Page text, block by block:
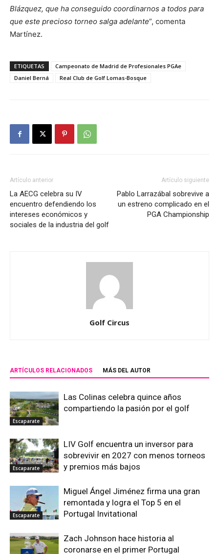
Blázquez, que ha conseguido coordinarnos a todos para
que este precioso torneo salga adelante”, comenta
Martínez.
ETIQUETAS
Campeonato de Madrid de Profesionales PGAe
Daniel Berná
Real Club de Golf Lomas-Bosque
Artículo anterior
La AECG celebra su IV
encuentro defendiendo los
intereses económicos y
sociales de la industria del golf
Artículo siguiente
Pablo Larrazábal sobrevive a
un estreno complicado en el
PGA Championship
Golf Circus
ARTÍCULOS RELACIONADOS MÁS DEL AUTOR
Escaparate
Las Colinas celebra quince años
compartiendo la pasión por el golf
Escaparate
LIV Golf encuentra un inversor para
sobrevivir en 2027 con menos torneos
y premios más bajos
Escaparate
Miguel Ángel Jiménez firma una gran
remontada y logra el Top 5 en el
Portugal Invitational
Zach Johnson hace historia al
coronarse en el primer Portugal